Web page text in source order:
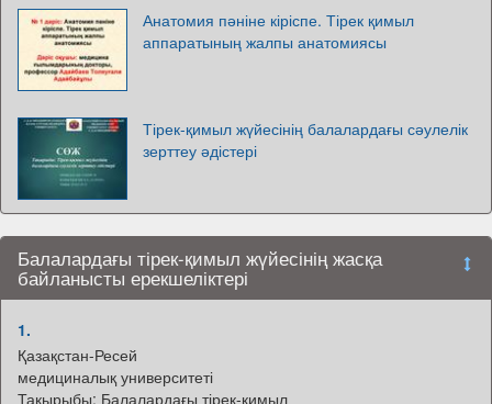
Анатомия пәніне кіріспе. Тірек қимыл
аппаратының жалпы анатомиясы
Тірек-қимыл жүйесінің балалардағы сәулелік
зерттеу әдістері
Балалардағы тірек-қимыл жүйесінің жасқа
байланысты ерекшеліктері
1.
Қазақстан-Ресей
медициналық университеті
Тақырыбы: Балалардағы тірек-қимыл